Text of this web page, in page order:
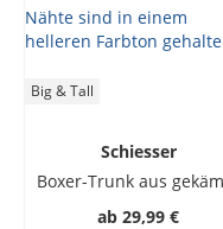
Big & Tall
Schiesser
ab 29,99 €